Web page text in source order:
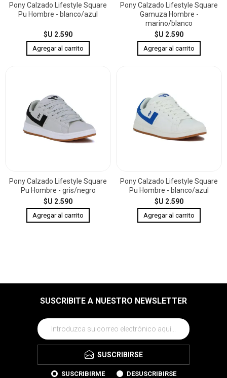
Pony Calzado Lifestyle Square
Pu Hombre - blanco/azul
$U 2.590
Pony Calzado Lifestyle Square
Gamuza Hombre -
marino/blanco
$U 2.590
Pony Calzado Lifestyle Square
Pu Hombre - gris/negro
$U 2.590
Pony Calzado Lifestyle Square
Pu Hombre - blanco/azul
$U 2.590
SUSCRIBITE A NUESTRO NEWSLETTER
SUSCRIBIRSE
SUSCRIBIRME DESUSCRIBIRSE